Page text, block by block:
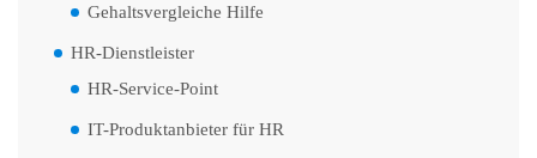
Gehaltsvergleiche Hilfe
HR-Dienstleister
HR-Service-Point
IT-Produktanbieter für HR